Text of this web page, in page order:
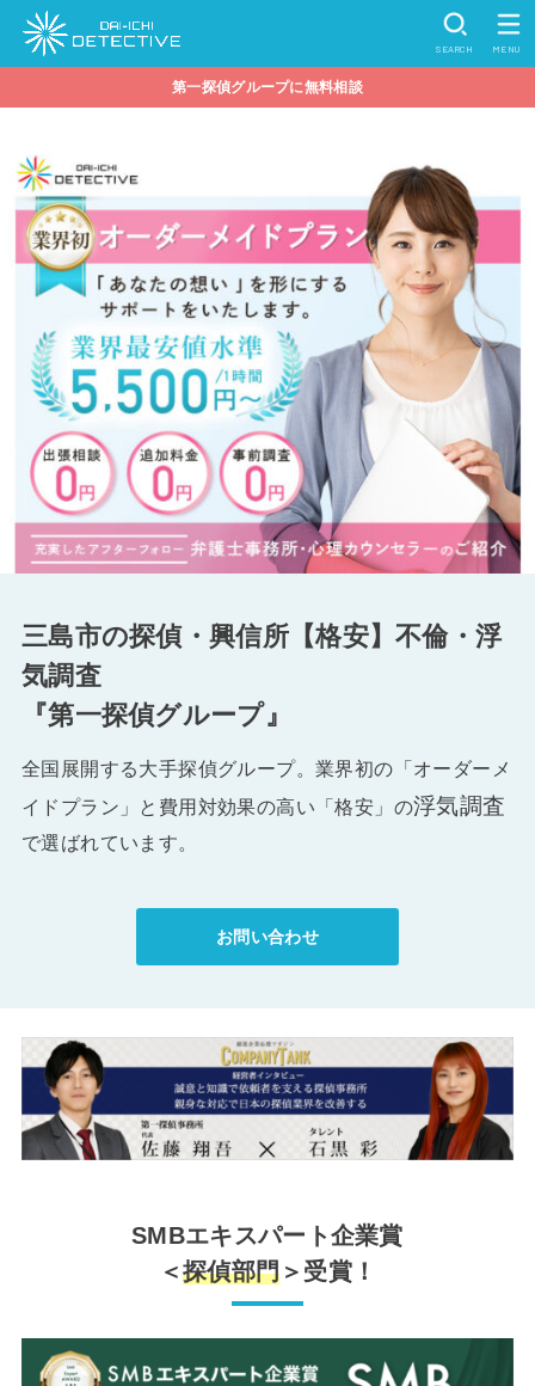
SEARCH MENU
第一探偵グループに無料相談
三島市の探偵・興信所【格安】不倫・浮
気調査
『第一探偵グループ』
全国展開する大手探偵グループ。業界初の「オーダーメ
イドプラン」と費用対効果の高い「格安」の浮気調査
で選ばれています。
お問い合わせ
SMBエキスパート企業賞
＜探偵部門 ＞受賞！